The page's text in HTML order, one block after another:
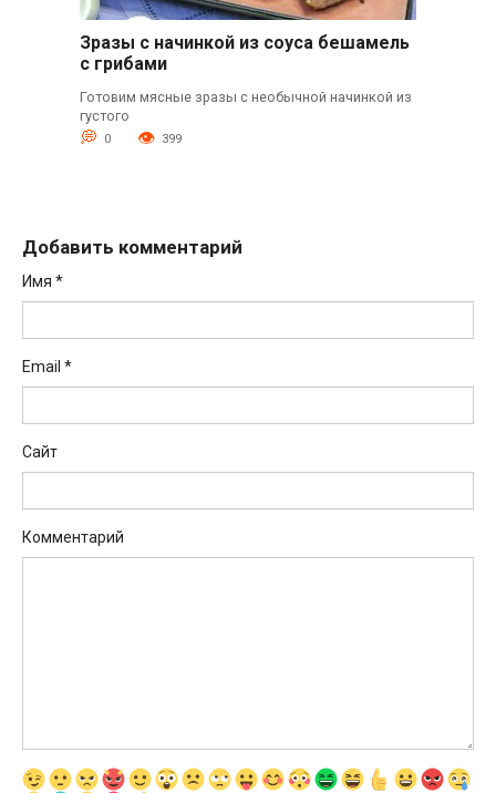
Зразы с начинкой из соуса бешамель
с грибами
Готовим мясные зразы с необычной начинкой из
густого
0 399
Добавить комментарий
Имя *
Email *
Сайт
Комментарий